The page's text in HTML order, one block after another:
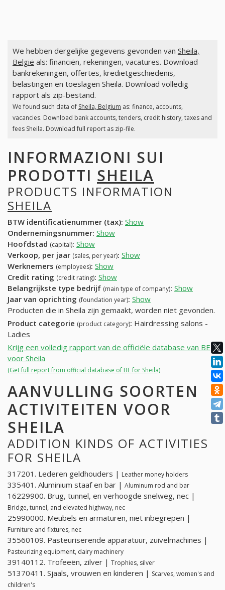
We hebben dergelijke gegevens gevonden van Sheila,
België als: financiën, rekeningen, vacatures. Download
bankrekeningen, offertes, kredietgeschiedenis,
belastingen en toeslagen Sheila. Download volledig
rapport als zip-bestand.
We found such data of Sheila, Belgium as: finance, accounts,
vacancies. Download bank accounts, tenders, credit history, taxes and
fees Sheila. Download full report as zip-file.
INFORMAZIONI SUI
PRODOTTI SHEILA
PRODUCTS INFORMATION
SHEILA
BTW identificatienummer (tax): Show
Ondernemingsnummer: Show
Hoofdstad (capital): Show
Verkoop, per jaar (sales, per year): Show
Werknemers (employees): Show
Credit rating (credit rating): Show
Belangrijkste type bedrijf (main type of company): Show
Jaar van oprichting (foundation year): Show
Producten die in Sheila zijn gemaakt, worden niet gevonden.
Product categorie (product category): Hairdressing salons -
Ladies
Krijg een volledig rapport van de officiële database van BE
voor Sheila
(Get full report from official database of BE for Sheila)
AANVULLING SOORTEN
ACTIVITEITEN VOOR
SHEILA
ADDITION KINDS OF ACTIVITIES
FOR SHEILA
317201. Lederen geldhouders | Leather money holders
335401. Aluminium staaf en bar | Aluminum rod and bar
16229900. Brug, tunnel, en verhoogde snelweg, nec |
Bridge, tunnel, and elevated highway, nec
25990000. Meubels en armaturen, niet inbegrepen |
Furniture and fixtures, nec
35560109. Pasteuriserende apparatuur, zuivelmachines |
Pasteurizing equipment, dairy machinery
39140112. Trofeeën, zilver | Trophies, silver
51370411. Sjaals, vrouwen en kinderen | Scarves, women's and
children's